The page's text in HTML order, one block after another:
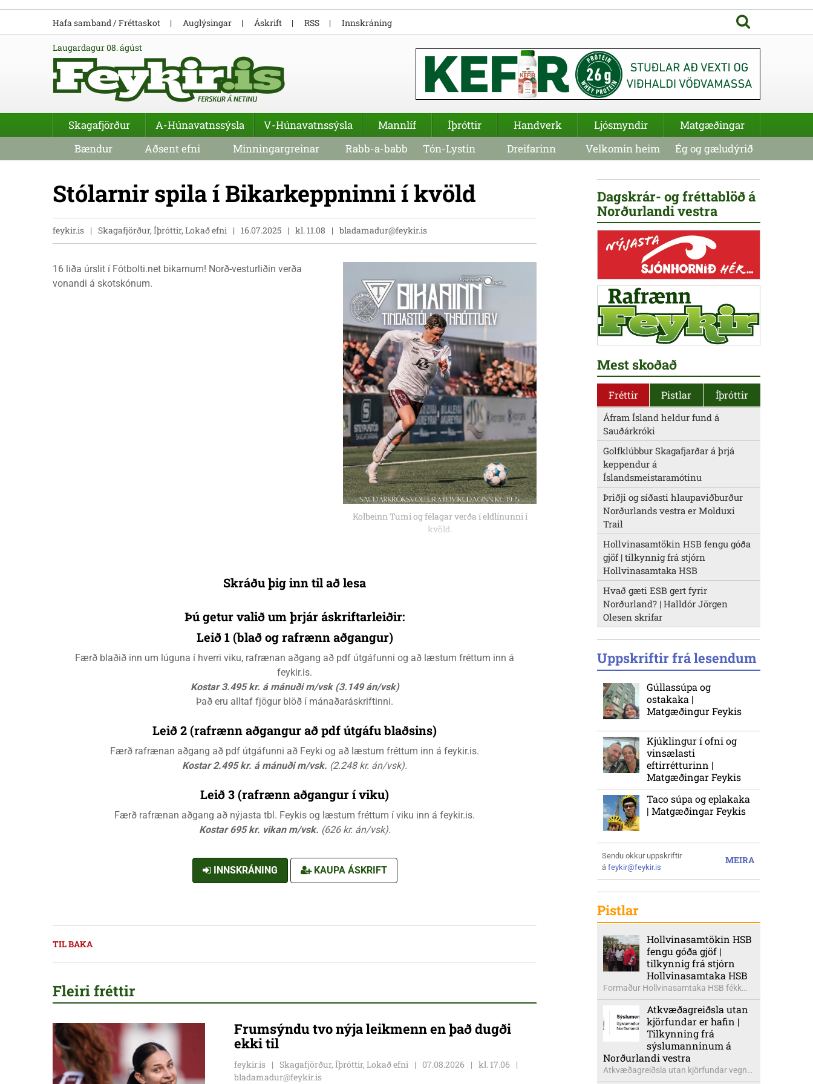
laugardagur 08. ágúst
Stólarnir spila í Bikarkeppninni í kvöld
feykir.is Skagafjörður, Íþróttir, Lokað efni 16.07.2025 kl. 11.08 bladamadur@feykir.is
Kolbeinn Tumi og félagar verða í eldlínunni í
kvöld.
16 liða úrslit í Fótbolti.net bikarnum! Norð-vesturliðin verða
vonandi á skotskónum.
Skráðu þig inn til að lesa
Þú getur valið um þrjár áskriftarleiðir:
Leið 1 (blað og rafrænn aðgangur)
Færð blaðið inn um lúguna í hverri viku, rafrænan aðgang að pdf útgáfunni og að læstum fréttum inn á
feykir.is.
Kostar 3.495 kr. á mánuði m/vsk (3.149 án/vsk)
Það eru alltaf fjögur blöð í mánaðaráskriftinni.
Leið 2 (rafrænn aðgangur að pdf útgáfu blaðsins)
Færð rafrænan aðgang að pdf útgáfunni að Feyki og að læstum fréttum inn á feykir.is.
Kostar 2.495 kr. á mánuði m/vsk. (2.248 kr. án/vsk).
Leið 3 (rafrænn aðgangur í viku)
Færð rafrænan aðgang að nýjasta tbl. Feykis og læstum fréttum í viku inn á feykir.is.
Kostar 695 kr. vikan m/vsk. (626 kr. án/vsk).
INNSKRÁNING KAUPA ÁSKRIFT
TIL BAKA
Fleiri fréttir
Frumsýndu tvo nýja leikmenn en það dugði
ekki til
feykir.is Skagafjörður, Íþróttir, Lokað efni 07.08.2026
kl. 17.06
bladamadur@feykir.is
Dagskrár- og fréttablöð á
Norðurlandi vestra
Mest skoðað
Fréttir Pistlar Íþróttir
Áfram Ísland heldur fund á
Sauðárkróki
Golfklúbbur Skagafjarðar á þrjá
keppendur á
Íslandsmeistaramótinu
Þriðji og síðasti hlaupaviðburður
Norðurlands vestra er Molduxi
Trail
Hollvinasamtökin HSB fengu góða
gjöf | tilkynnig frá stjórn
Hollvinasamtaka HSB
Hvað gæti ESB gert fyrir
Norðurland? | Halldór Jörgen
Olesen skrifar
Uppskriftir frá lesendum
Gúllassúpa og
ostakaka |
Matgæðingur Feykis
Kjúklingur í ofni og
vinsælasti
eftirrétturinn |
Matgæðingar Feykis
Taco súpa og eplakaka
| Matgæðingar Feykis
MEIRA
Sendu okkur uppskriftir
á feykir@feykir.is
Pistlar
Hollvinasamtökin HSB
fengu góða gjöf |
tilkynnig frá stjórn
Hollvinasamtaka HSB
Formaður Hollvinasamtaka HSB fékk
heldur betur góða heimsók þann 5.
ágúst síðastliðinn. Þarna voru mættar
þær Ingibjörg á Auðólfsstöðum
formaður Kvenfélags
Bólstaðarhlíðarhrepps og Guðrún á
Auðkúlu formaður Kvenfélags
Svínavatnshrepps. Afhentu þær
Atkvæðagreiðsla utan
kjörfundar er hafin |
Tilkynning frá
sýslumanninum á
Norðurlandi vestra
Atkvæðagreiðsla utan kjörfundar vegna
Hafa samband / Fréttaskot Auglýsingar Áskrift RSS Innskráning
Skagafjörður A-Húnavatnssýsla V-Húnavatnssýsla Mannlíf Íþróttir Handverk Ljósmyndir
Matgæðingar
Bændur
Aðsent efni Minningargreinar Rabb-a-babb Tón-Lystin Dreifarinn Velkomin heim Ég og gæludýrið